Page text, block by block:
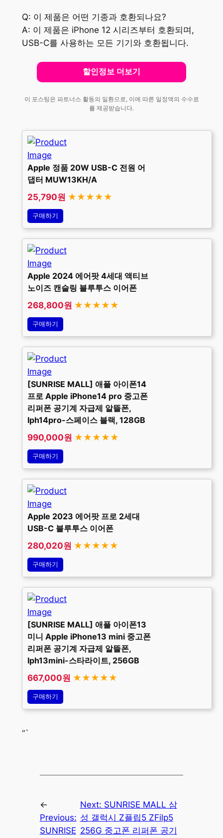
Q: 이 제품은 어떤 기종과 호환되나요?
A: 이 제품은 iPhone 12 시리즈부터 호환되며,
USB-C를 사용하는 모든 기기와 호환됩니다.
할인정보 더보기
이 포스팅은 파트너스 활동의 일환으로, 이에 따른 일정액의 수수료
를 제공받습니다.
Apple 정품 20W USB-C 전원 어
댑터 MUW13KH/A
25,790원 ★★★★★
구매하기
Apple 2024 에어팟 4세대 액티브
노이즈 캔슬링 블루투스 이어폰
268,800원 ★★★★★
구매하기
[SUNRISE MALL] 애플 아이폰14
프로 Apple iPhone14 pro 중고폰
리퍼폰 공기계 자급제 알뜰폰,
Iph14pro-스페이스 블랙, 128GB
990,000원 ★★★★★
구매하기
Apple 2023 에어팟 프로 2세대
USB-C 블루투스 이어폰
280,020원 ★★★★★
구매하기
[SUNRISE MALL] 애플 아이폰13
미니 Apple iPhone13 mini 중고폰
리퍼폰 공기계 자급제 알뜰폰,
Iph13mini-스타라이트, 256GB
667,000원 ★★★★★
구매하기
“`
←
Previous:
SUNRISE
Next: SUNRISE MALL 삼
성 갤럭시 Z플립5 ZFilp5
256G 중고폰 리퍼폰 공기